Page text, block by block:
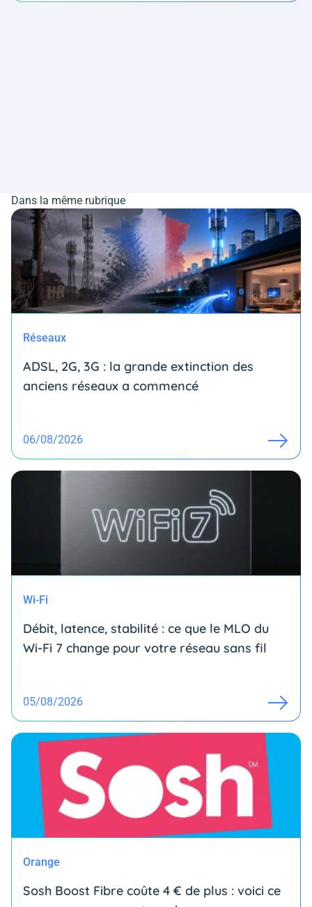
Dans la même rubrique
Réseaux
ADSL, 2G, 3G : la grande extinction des
anciens réseaux a commencé
06/08/2026
Wi-Fi
Débit, latence, stabilité : ce que le MLO du
Wi-Fi 7 change pour votre réseau sans fil
05/08/2026
Orange
Sosh Boost Fibre coûte 4 € de plus : voici ce